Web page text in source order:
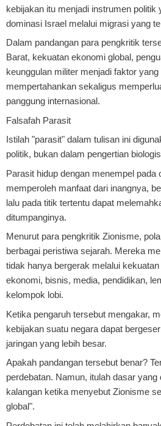
kebijakan itu menjadi instrumen politik
dominasi Israel melalui migrasi yang
Dalam pandangan para pengkritik
Barat, kekuatan ekonomi global,
keunggulan militer menjadi faktor
mempertahankan sekaligus
panggung internasional.
Falsafah Parasit
Istilah "parasit" dalam tulisan ini
politik, bukan dalam pengertian
Parasit hidup dengan menempel pada
memperoleh manfaat dari inangnya,
lalu pada titik tertentu dapat
ditumpanginya.
Menurut para pengkritik Zionisme,
berbagai peristiwa sejarah. Mereka
tidak hanya bergerak melalui
ekonomi, bisnis, media, pendidikan,
kelompok lobi.
Ketika pengaruh tersebut mengakar,
kebijakan suatu negara dapat
jaringan yang lebih besar.
Apakah pandangan tersebut benar?
perdebatan. Namun, itulah dasar yang
kalangan ketika menyebut Zionisme
global".